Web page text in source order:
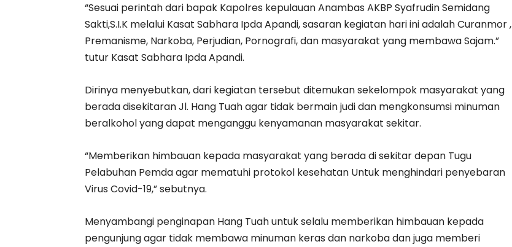
“Sesuai perintah dari bapak Kapolres kepulauan Anambas AKBP Syafrudin Semidang
Sakti,S.I.K melalui Kasat Sabhara Ipda Apandi, sasaran kegiatan hari ini adalah Curanmor ,
Premanisme, Narkoba, Perjudian, Pornografi, dan masyarakat yang membawa Sajam.”
tutur Kasat Sabhara Ipda Apandi.
Dirinya menyebutkan, dari kegiatan tersebut ditemukan sekelompok masyarakat yang
berada disekitaran Jl. Hang Tuah agar tidak bermain judi dan mengkonsumsi minuman
beralkohol yang dapat menganggu kenyamanan masyarakat sekitar.
“Memberikan himbauan kepada masyarakat yang berada di sekitar depan Tugu
Pelabuhan Pemda agar mematuhi protokol kesehatan Untuk menghindari penyebaran
Virus Covid-19,” sebutnya.
Menyambangi penginapan Hang Tuah untuk selalu memberikan himbauan kepada
pengunjung agar tidak membawa minuman keras dan narkoba dan juga memberi